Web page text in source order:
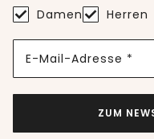
Damen Herren
E-Mail-Adresse *
ZUM